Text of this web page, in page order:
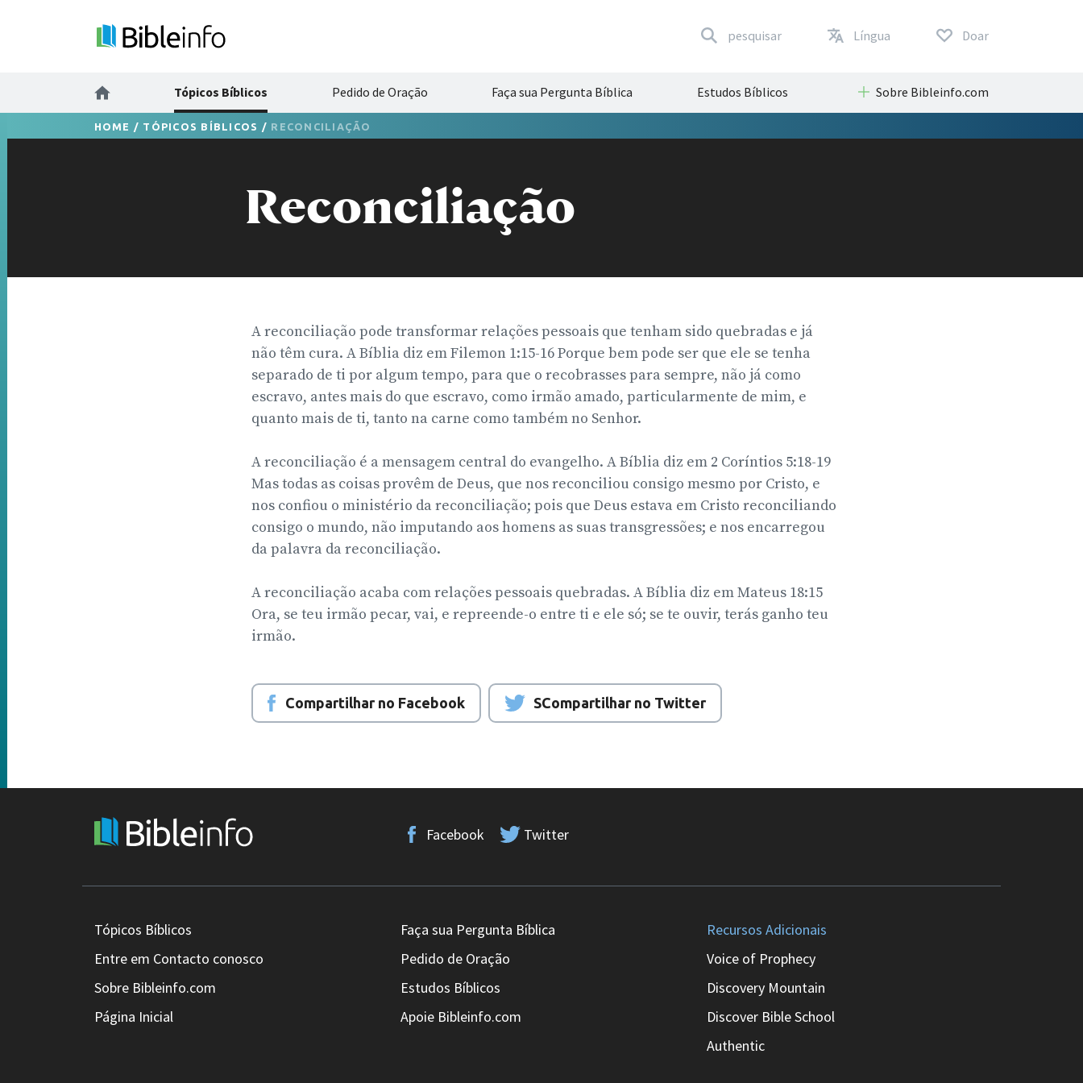
pesquisar Língua Doar
Tópicos Bíblicos Pedido de Oração Faça sua Pergunta Bíblica Estudos Bíblicos Sobre Bibleinfo.com
HOME / TÓPICOS BÍBLICOS / RECONCILIAÇÃO
Reconciliação
A reconciliação pode transformar relações pessoais que tenham sido quebradas e já
não têm cura. A Bíblia diz em Filemon 1:15-16 Porque bem pode ser que ele se tenha
separado de ti por algum tempo, para que o recobrasses para sempre, não já como
escravo, antes mais do que escravo, como irmão amado, particularmente de mim, e
quanto mais de ti, tanto na carne como também no Senhor.
A reconciliação é a mensagem central do evangelho. A Bíblia diz em 2 Coríntios 5:18-19
Mas todas as coisas provêm de Deus, que nos reconciliou consigo mesmo por Cristo, e
nos confiou o ministério da reconciliação; pois que Deus estava em Cristo reconciliando
consigo o mundo, não imputando aos homens as suas transgressões; e nos encarregou
da palavra da reconciliação.
A reconciliação acaba com relações pessoais quebradas. A Bíblia diz em Mateus 18:15
Ora, se teu irmão pecar, vai, e repreende-o entre ti e ele só; se te ouvir, terás ganho teu
irmão.
Compartilhar no Facebook SCompartilhar no Twitter
Facebook Twitter
Tópicos Bíblicos
Entre em Contacto conosco
Sobre Bibleinfo.com
Página Inicial
Faça sua Pergunta Bíblica
Pedido de Oração
Estudos Bíblicos
Apoie Bibleinfo.com
Recursos Adicionais
Voice of Prophecy
Discovery Mountain
Discover Bible School
Authentic